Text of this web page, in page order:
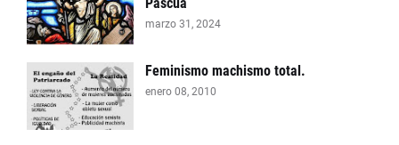
marzo 31, 2024
Feminismo machismo total.
enero 08, 2010